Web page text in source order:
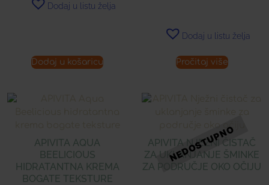
Dodaj u listu želja
Dodaj u košaricu
Dodaj u listu želja
Pročitaj više
APIVITA AQUA
BEELICIOUS
HIDRATANTNA KREMA
BOGATE TEKSTURE
APIVITA NJEŽNI ČISTAČ
ZA UKLANJANJE ŠMINKE
ZA PODRUČJE OKO OČIJU